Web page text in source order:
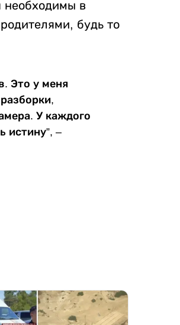
в
будь то
Это у меня
У каждого
истину”, –